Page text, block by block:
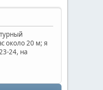
около 20 м; я
24, на